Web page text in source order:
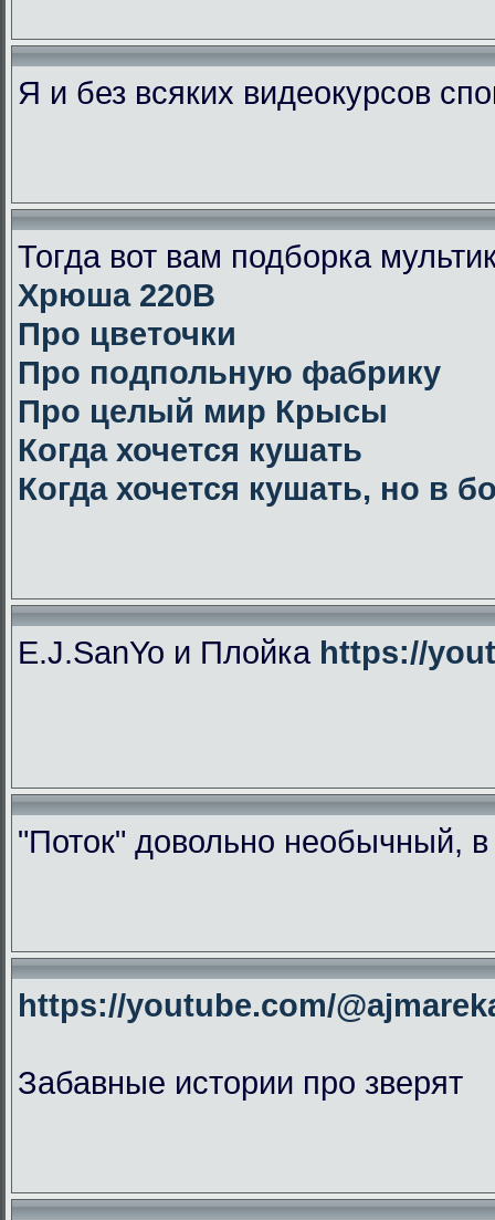
Я и без всяких видеокурсов
Тогда вот вам подборка
Хрюша 220В
Про цветочки
Про подпольную фабрику
Про целый мир Крысы
Когда хочется кушать
Когда хочется кушать, но в
E.J.SanYo и Плойка https://
"Поток" довольно необычный,
https://youtube.com/
Забавные истории про зверят